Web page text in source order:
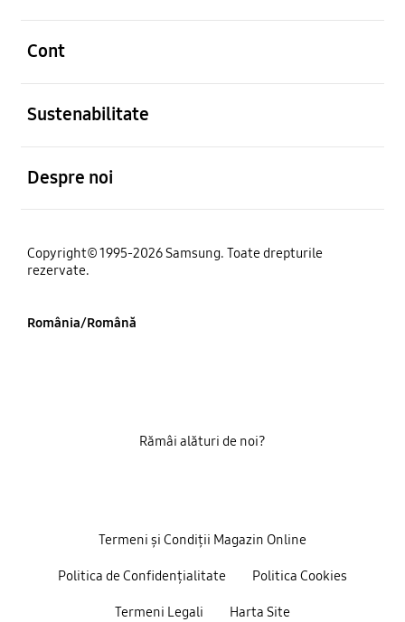
Cont
Sustenabilitate
Despre noi
Copyright© 1995-2026 Samsung. Toate drepturile
rezervate.
România/Română
Termeni și Condiții Magazin Online
Politica de Confidențialitate Politica Cookies
Termeni Legali Harta Site
Rămâi alături de noi?